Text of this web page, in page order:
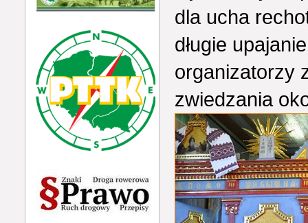
dla ucha
długie
organizatorzy
zwiedzania